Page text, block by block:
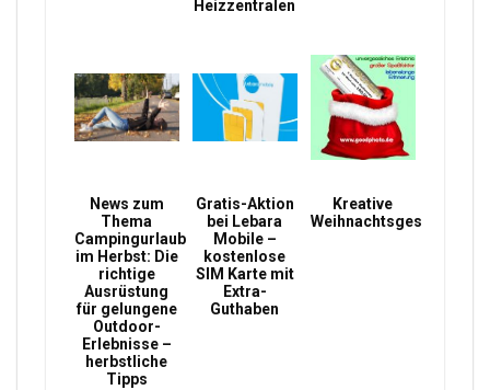
Heizzentralen
News zum
Thema
Campingurlaub
im Herbst: Die
richtige
Ausrüstung
für gelungene
Outdoor-
Erlebnisse –
herbstliche
Tipps
Gratis-Aktion
bei Lebara
Mobile –
kostenlose
SIM Karte mit
Extra-
Guthaben
Kreative
Weihnachtsgeschenke